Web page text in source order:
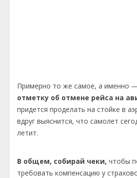
Примерно то же самое, а именно
отметку об отмене рейса на
придется проделать на стойке в
вдруг выяснится, что самолет
летит.
В общем, собирай чеки, чтобы
требовать компенсацию у